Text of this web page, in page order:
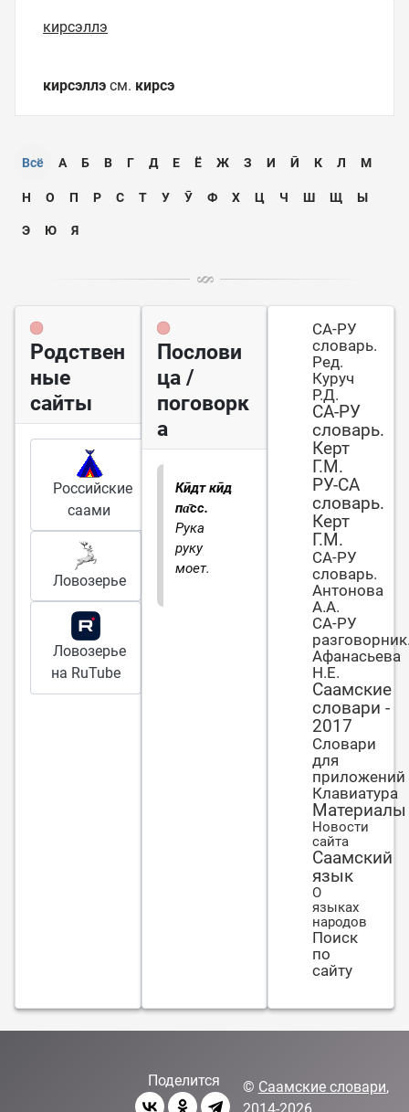
кирсэллэ
кирсэллэ см. кирсэ
Всё А Б В Г Д Е Ё Ж З И Ӣ К Л М
Н О П Р С Т У Ӯ Ф Х Ц Ч Ш Щ Ы
Э Ю Я
Родствен
ные
сайты
Российские
саами
Ловозерье
Ловозерье
на RuTube
Послови
ца /
поговорк
а
Кӣдт кӣд
па̄сс.
Рука
руку
моет.
СА-РУ
словарь.
Ред.
Куруч
Р.Д.
СА-РУ
словарь.
Керт
Г.М.
РУ-СА
словарь.
Керт
Г.М.
СА-РУ
словарь.
Антонова
А.А.
СА-РУ
Афанасьева
Н.Е.
Саамские
словари -
2017
Словари
для
приложений
Клавиатура
Материалы
Новости
сайта
Саамский
язык
О
языках
народов
Поиск
по
сайту
Поделится © Саамские словари,